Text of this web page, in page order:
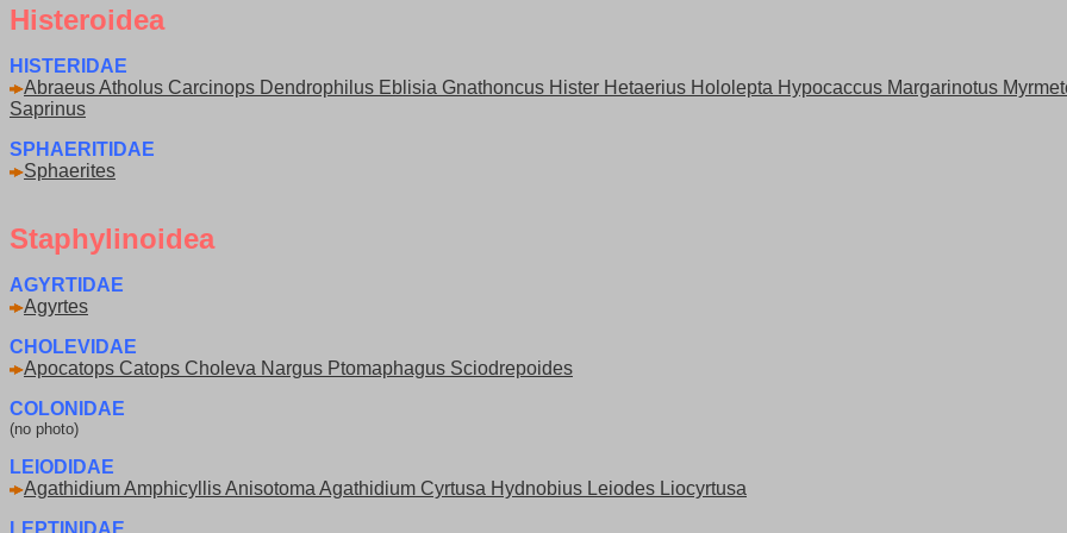
Histeroidea
HISTERIDAE
Abraeus Atholus Carcinops Dendrophilus Eblisia Gnathoncus Hister Hetaerius Hololepta Hypocaccus Margarinotus
Saprinus
SPHAERITIDAE
Sphaerites
Staphylinoidea
AGYRTIDAE
Agyrtes
CHOLEVIDAE
Apocatops Catops Choleva Nargus Ptomaphagus Sciodrepoides
COLONIDAE
(no photo)
LEIODIDAE
Agathidium Amphicyllis Anisotoma Agathidium Cyrtusa Hydnobius Leiodes Liocyrtusa
LEPTINIDAE